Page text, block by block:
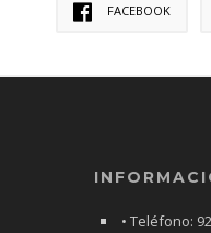
FACEBOOK
• Teléfono: